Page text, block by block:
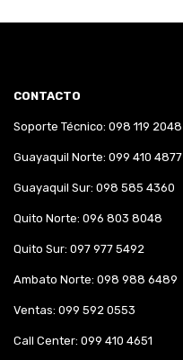
CONTACTO
Soporte Técnico: 098 119 2048
Guayaquil Norte: 099 410 4877
Guayaquil Sur: 098 585 4360
Quito Norte: 096 803 8048
Quito Sur: 097 977 5492
Ambato Norte: 098 988 6489
Ventas: 099 592 0553
Call Center: 099 410 4651